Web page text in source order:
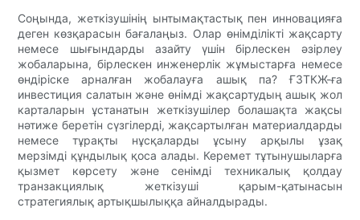
Соңында, жеткізушінің ынтымақтастық пен инновацияға
деген көзқарасын бағалаңыз. Олар өнімділікті жақсарту
немесе шығындарды азайту үшін бірлескен әзірлеу
жобаларына, бірлескен инженерлік жұмыстарға немесе
өндіріске арналған жобалауға ашық па? ҒЗТКЖ-ға
инвестиция салатын және өнімді жақсартудың ашық жол
карталарын ұстанатын жеткізушілер болашақта жақсы
нәтиже беретін сүзгілерді, жақсартылған материалдарды
немесе тұрақты нұсқаларды ұсыну арқылы ұзақ
мерзімді құндылық қоса алады. Керемет тұтынушыларға
қызмет көрсету және сенімді техникалық қолдау
транзакциялық жеткізуші қарым-қатынасын
стратегиялық артықшылыққа айналдырады.